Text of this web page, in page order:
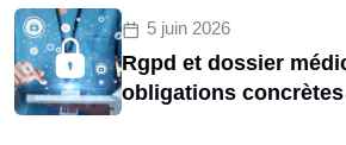
5 juin 2026
Rgpd et dossier
obligations